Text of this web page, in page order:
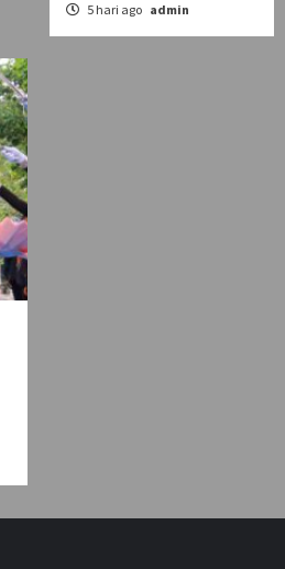
5 hari ago admin